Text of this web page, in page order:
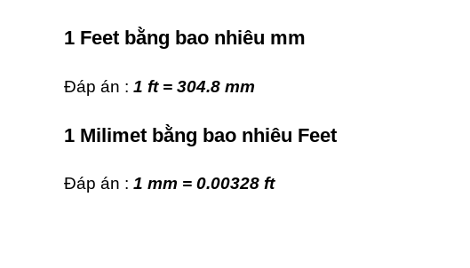
1 Feet bằng bao nhiêu mm
Đáp án : 1 ft = 304.8 mm
1 Milimet bằng bao nhiêu Feet
Đáp án : 1 mm = 0.00328 ft